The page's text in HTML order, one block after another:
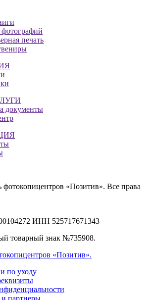
фотографий
печать
документы
фотокопицентров «Позитив». Все права
ИНН 525717671343
товарный знак №735908.
«Позитив».
по уходу